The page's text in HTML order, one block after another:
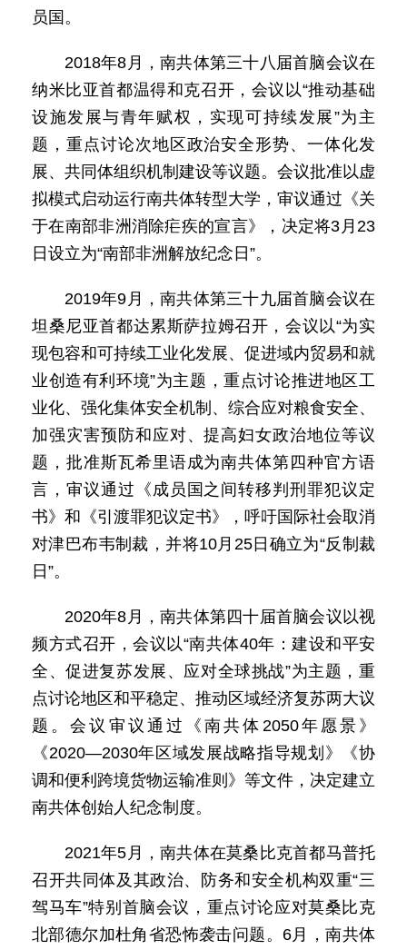
员国。
2018年8月，南共体第三十八届首脑会议在
纳米比亚首都温得和克召开，会议以“推动基础
设施发展与青年赋权，实现可持续发展”为主
题，重点讨论次地区政治安全形势、一体化发
展、共同体组织机制建设等议题。会议批准以虚
拟模式启动运行南共体转型大学，审议通过《关
于在南部非洲消除疟疾的宣言》，决定将3月23
日设立为“南部非洲解放纪念日”。
2019年9月，南共体第三十九届首脑会议在
坦桑尼亚首都达累斯萨拉姆召开，会议以“为实
现包容和可持续工业化发展、促进域内贸易和就
业创造有利环境”为主题，重点讨论推进地区工
业化、强化集体安全机制、综合应对粮食安全、
加强灾害预防和应对、提高妇女政治地位等议
题，批准斯瓦希里语成为南共体第四种官方语
言，审议通过《成员国之间转移判刑罪犯议定
书》和《引渡罪犯议定书》，呼吁国际社会取消
对津巴布韦制裁，并将10月25日确立为“反制裁
日”。
2020年8月，南共体第四十届首脑会议以视
频方式召开，会议以“南共体40年：建设和平安
全、促进复苏发展、应对全球挑战”为主题，重
点讨论地区和平稳定、推动区域经济复苏两大议
题。会议审议通过《南共体2050年愿景》
《2020—2030年区域发展战略指导规划》《协
调和便利跨境货物运输准则》等文件，决定建立
南共体创始人纪念制度。
2021年5月，南共体在莫桑比克首都马普托
召开共同体及其政治、防务和安全机构双重“三
驾马车”特别首脑会议，重点讨论应对莫桑比克
北部德尔加杜角省恐怖袭击问题。6月，南共体